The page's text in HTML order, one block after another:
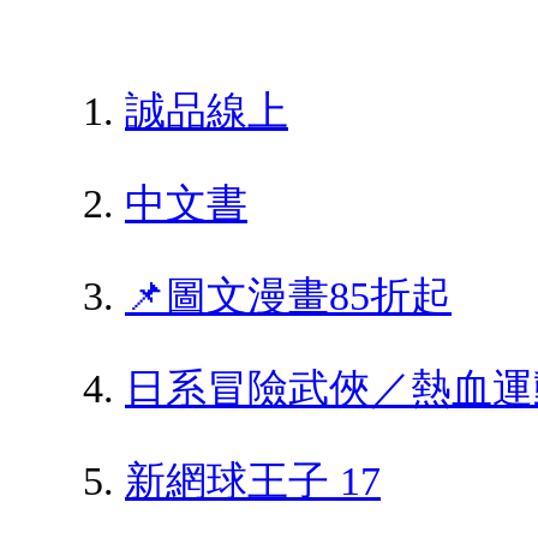
誠品線上
中文書
📌圖文漫畫85折起
日系冒險武俠／熱血
新網球王子 17